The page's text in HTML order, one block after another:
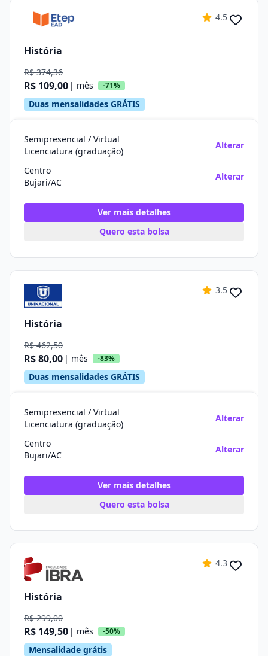
4.5
História
R$ 374,36
R$ 109,00 | mês -71%
Duas mensalidades GRÁTIS
Semipresencial / Virtual
Licenciatura (graduação)
Alterar
Centro
Bujari/AC
Alterar
Ver mais detalhes
Quero esta bolsa
3.5
História
R$ 462,50
R$ 80,00 | mês -83%
Duas mensalidades GRÁTIS
Semipresencial / Virtual
Licenciatura (graduação)
Alterar
Centro
Bujari/AC
Alterar
Ver mais detalhes
Quero esta bolsa
4.3
História
R$ 299,00
R$ 149,50 | mês -50%
Mensalidade grátis